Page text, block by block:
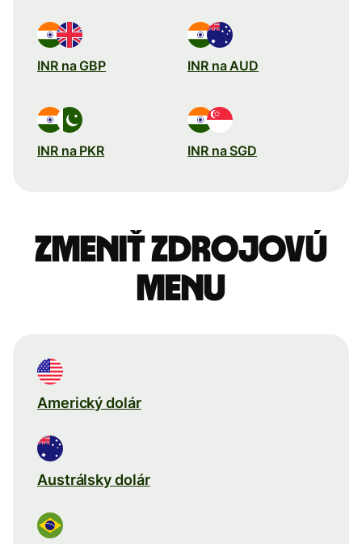
INR na GBP INR na AUD
INR na PKR INR na SGD
Zmeniť zdrojovú
menu
Americký dolár
Austrálsky dolár